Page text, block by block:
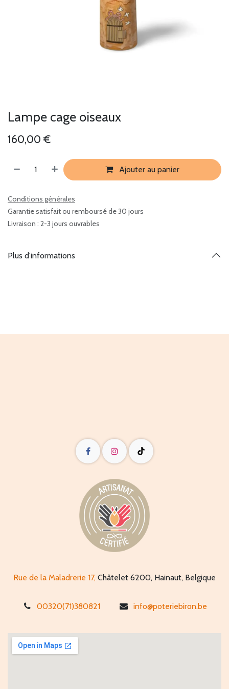
Lampe cage oiseaux
160,00 €
Ajouter au panier
Conditions générales
Garantie satisfait ou remboursé de 30 jours
Livraison : 2-3 jours ouvrables
Plus d'informations
Rue de la Maladrerie 17, Châtelet 6200, Hainaut, Belgique
00320(71)380821 info@poteriebiron.be